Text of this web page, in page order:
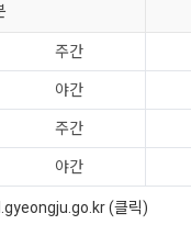
주간
야간
주간
야간
(클릭)